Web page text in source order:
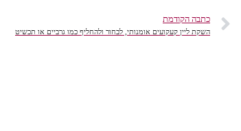
כתבה הקודמת
השקת ליין קעקועים אומנותי, לבחור ולהחליף כמו גרביים או תכשיט